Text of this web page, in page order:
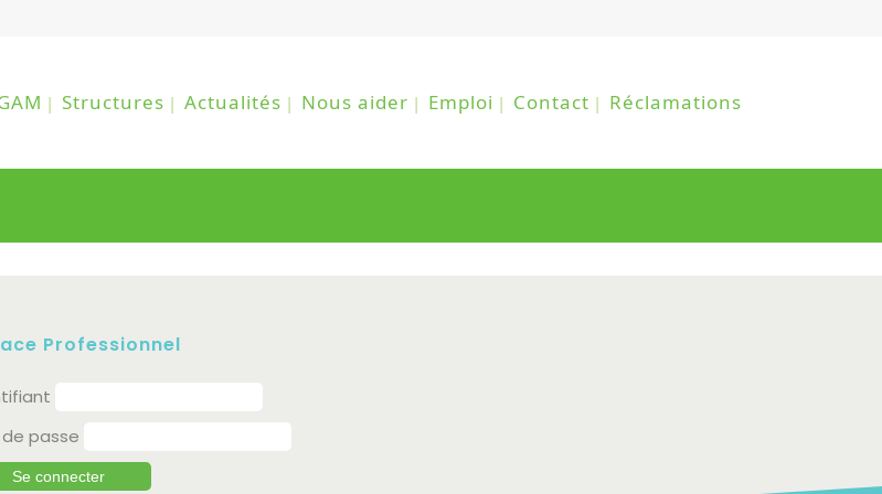
Structures Actualités Nous aider Emploi Contact Réclamations
Professionnel
passe